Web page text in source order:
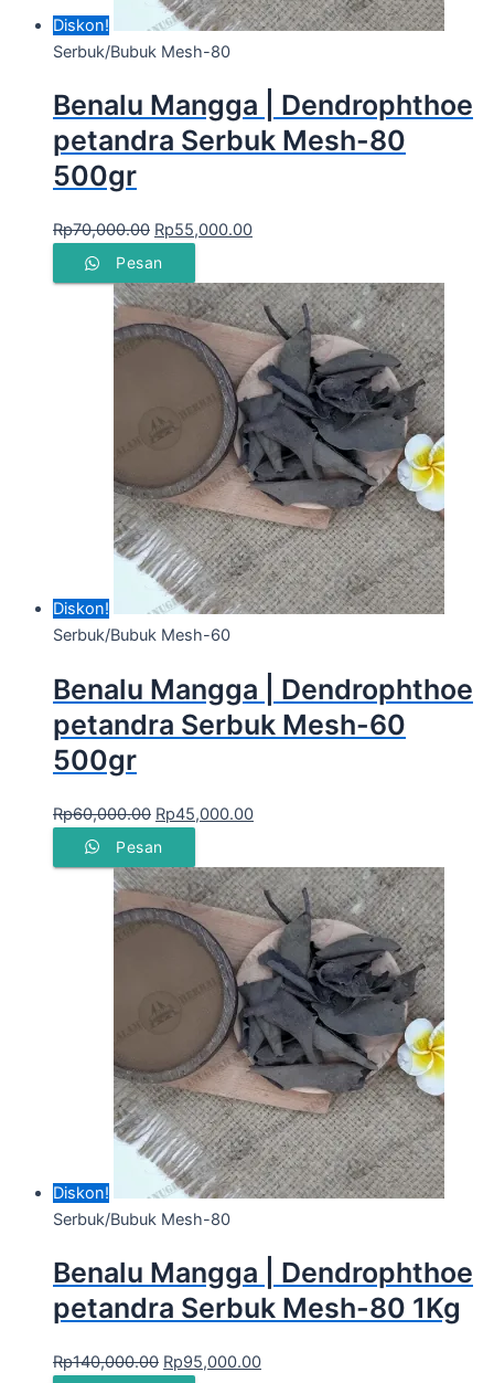
Diskon!
Serbuk/Bubuk Mesh-80
Benalu Mangga | Dendrophthoe
petandra Serbuk Mesh-80
500gr
Rp70,000.00 Rp55,000.00
Pesan
Diskon!
Serbuk/Bubuk Mesh-60
Benalu Mangga | Dendrophthoe
petandra Serbuk Mesh-60
500gr
Rp60,000.00 Rp45,000.00
Pesan
Diskon!
Serbuk/Bubuk Mesh-80
Benalu Mangga | Dendrophthoe
petandra Serbuk Mesh-80 1Kg
Rp140,000.00 Rp95,000.00